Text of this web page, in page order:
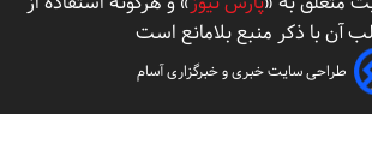
آن با ذکر منبع بلامانع است
طراحی سایت خبری و خبرگزاری آسام